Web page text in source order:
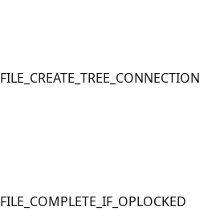
FILE_CREATE_TREE_CONNECTION
FILE_COMPLETE_IF_OPLOCKED